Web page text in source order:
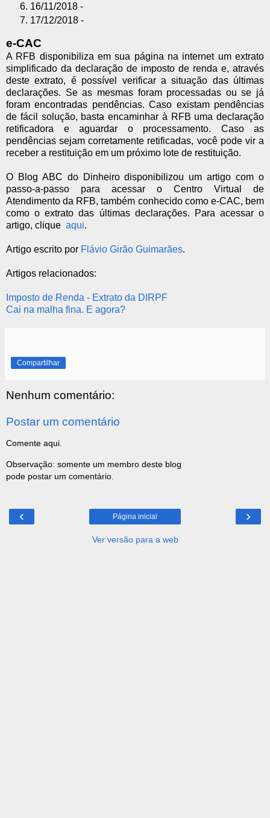
16/11/2018 -
17/12/2018 -
e-CAC
A RFB disponibiliza em sua página na internet um extrato
simplificado da declaração de imposto de renda e, através
deste extrato, é possível verificar a situação das últimas
declarações. Se as mesmas foram processadas ou se já
foram encontradas pendências. Caso existam pendências
de fácil solução, basta encaminhar à RFB uma declaração
retificadora e aguardar o processamento. Caso as
pendências sejam corretamente retificadas, você pode vir a
receber a restituição em um próximo lote de restituição.
O Blog ABC do Dinheiro disponibilizou um artigo com o
passo-a-passo para acessar o Centro Virtual de
Atendimento da RFB, também conhecido como e-CAC, bem
como o extrato das últimas declarações. Para acessar o
artigo, clique aqui.
Artigo escrito por Flávio Girão Guimarães.
Artigos relacionados:
Imposto de Renda - Extrato da DIRPF
Cai na malha fina. E agora?
Compartilhar
Nenhum comentário:
Postar um comentário
Comente aqui.
Observação: somente um membro deste blog
pode postar um comentário.
‹ ›
Página inicial
Ver versão para a web